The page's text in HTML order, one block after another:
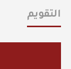
التقويم